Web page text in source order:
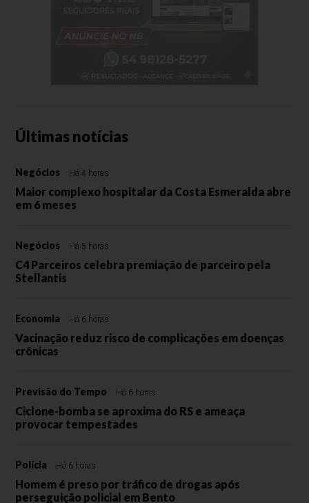
Últimas notícias
Negócios Há 4 horas
Maior complexo hospitalar da Costa Esmeralda abre
em 6 meses
Negócios Há 5 horas
C4 Parceiros celebra premiação de parceiro pela
Stellantis
Economia Há 6 horas
Vacinação reduz risco de complicações em doenças
crônicas
Previsão do Tempo Há 6 horas
Ciclone-bomba se aproxima do RS e ameaça
provocar tempestades
Polícia Há 6 horas
Homem é preso por tráfico de drogas após
perseguição policial em Bento